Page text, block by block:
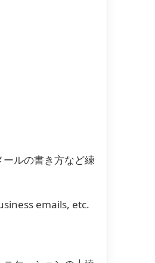
ルの書き方など練
emails, etc.